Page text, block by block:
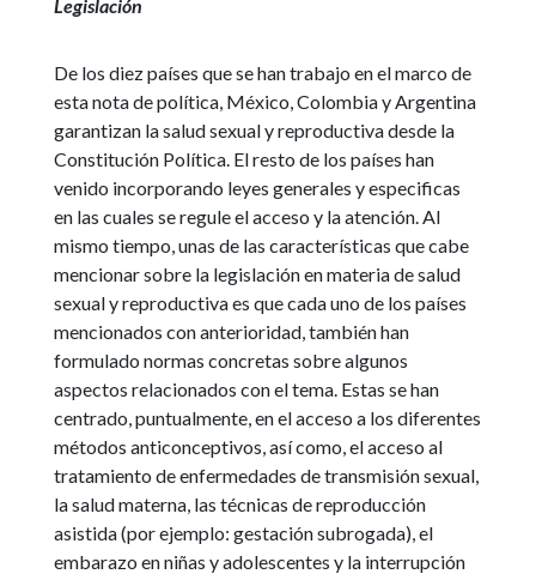
Legislación
De los diez países que se han trabajo en el marco de
esta nota de política, México, Colombia y Argentina
garantizan la salud sexual y reproductiva desde la
Constitución Política. El resto de los países han
venido incorporando leyes generales y especificas
en las cuales se regule el acceso y la atención. Al
mismo tiempo, unas de las características que cabe
mencionar sobre la legislación en materia de salud
sexual y reproductiva es que cada uno de los países
mencionados con anterioridad, también han
formulado normas concretas sobre algunos
aspectos relacionados con el tema. Estas se han
centrado, puntualmente, en el acceso a los diferentes
métodos anticonceptivos, así como, el acceso al
tratamiento de enfermedades de transmisión sexual,
la salud materna, las técnicas de reproducción
asistida (por ejemplo: gestación subrogada), el
embarazo en niñas y adolescentes y la interrupción